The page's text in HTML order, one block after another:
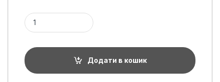
Підкрилки Lada / ВАЗ 2105-07, комплект (4од.) кількість
Додати в кошик